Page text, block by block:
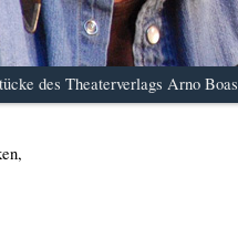
des Theaterverlags Arno Boas